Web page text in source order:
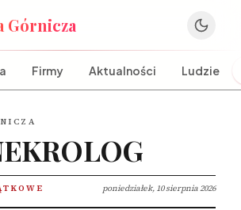
Górnicza
Firmy Aktualności Ludzie
poniedziałek, 10 sierpnia 2026